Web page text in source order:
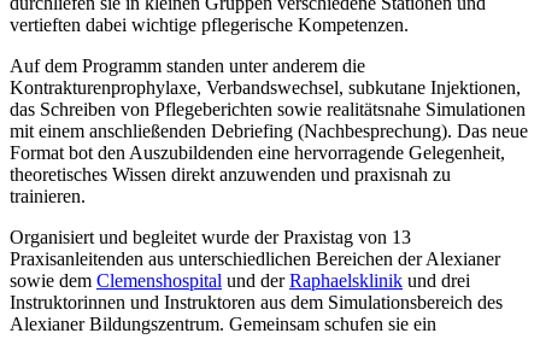
vertieften dabei wichtige pflegerische Kompetenzen.
Auf dem Programm standen unter anderem die
Kontrakturenprophylaxe, Verbandswechsel, subkutane Injektionen,
das Schreiben von Pflegeberichten sowie realitätsnahe Simulationen
mit einem anschließenden Debriefing (Nachbesprechung). Das neue
Format bot den Auszubildenden eine hervorragende Gelegenheit,
theoretisches Wissen direkt anzuwenden und praxisnah zu
trainieren.
Organisiert und begleitet wurde der Praxistag von 13
Praxisanleitenden aus unterschiedlichen Bereichen der Alexianer
sowie dem Clemenshospital und derRaphaelsklinik und drei
Instruktorinnen und Instruktoren aus dem Simulationsbereich des
Alexianer Bildungszentrum. Gemeinsam schufen sie ein